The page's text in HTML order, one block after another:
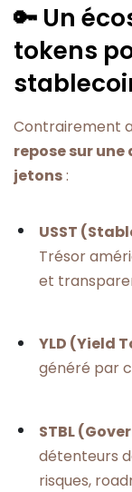
🔑 Un
tokens
Contrairement
repose sur
jetons:
USST
Trésor
et
YLD (Yield
généré par
STBL
détenteurs
risques,